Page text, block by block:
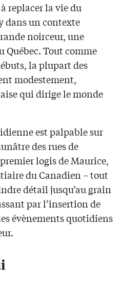
replacer la vie du
dans un contexte
noirceur, une
Québec. Tout comme
la plupart des
modestement,
qui dirige le monde
est palpable sur
des rues de
logis de Maurice,
du Canadien – tout
détail jusqu’au grain
par l’insertion de
évènements quotidiens